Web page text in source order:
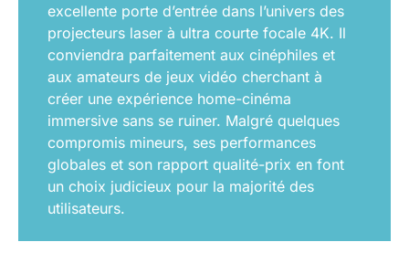
excellente porte d’entrée dans l’univers des
projecteurs laser à ultra courte focale 4K. Il
conviendra parfaitement aux cinéphiles et
aux amateurs de jeux vidéo cherchant à
créer une expérience home-cinéma
immersive sans se ruiner. Malgré quelques
compromis mineurs, ses performances
globales et son rapport qualité-prix en font
un choix judicieux pour la majorité des
utilisateurs.